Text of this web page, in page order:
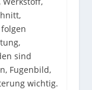
sind
Fugenbild,
wichtig.